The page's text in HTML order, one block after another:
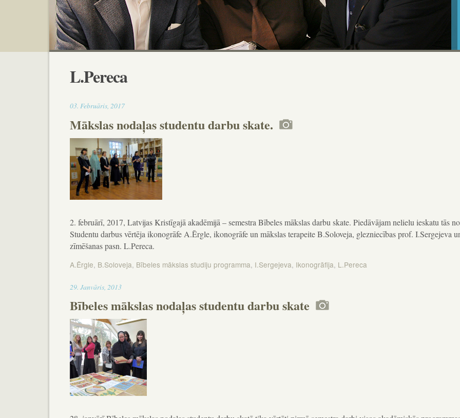
L.Pereca
03.Februāris,201715:24
Mākslas nodaļas studentu darbu skate.
2. februārī, 2017, Latvijas Kristīgajā akadēmijā – semestra Bībeles mākslas darbu skate. Piedāvājam nelielu ieskatu tās
Studentu darbus vērtēja ikonogrāfe A.Ērgle, ikonogrāfe un mākslas terapeite B.Soloveja, glezniecības prof. I.Sergejeva
zīmēšanas pasn. L.Pereca.
A.Ērgle, B.Soloveja, Bībeles mākslas studiju programma, I.Sergejeva, Ikonogrāfija, L.Pereca
29.Janvāris 201318:47
Bībeles mākslas nodaļas studentu darbu skate